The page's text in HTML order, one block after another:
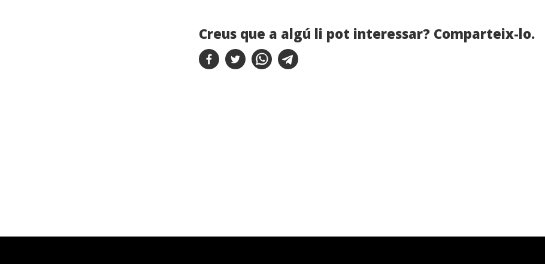
Creus que a algú li pot interessar? Comparteix-lo.